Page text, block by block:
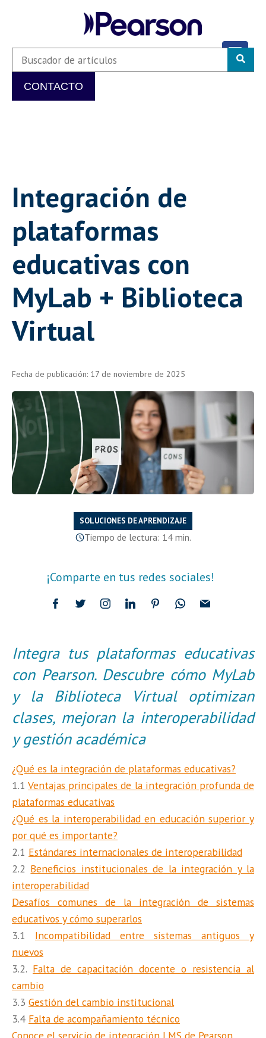
CONTACTO
Integración de
plataformas
educativas con
MyLab + Biblioteca
Virtual
Fecha de publicación: 17 de noviembre de 2025
SOLUCIONES DE APRENDIZAJE
Tiempo de lectura: 14 min.
¡Comparte en tus redes sociales!
Integra tus plataformas educativas
con Pearson. Descubre cómo MyLab
y la Biblioteca Virtual optimizan
clases, mejoran la interoperabilidad
y gestión académica
¿Qué es la integración de plataformas educativas?
1.1Ventajas principales de la integración profunda de
plataformas educativas
¿Qué es la interoperabilidad en educación superior y
por qué es importante?
2.1 Estándares internacionales de interoperabilidad
2.2 Beneficios institucionales de la integración y la
interoperabilidad
Desafíos comunes de la integración de sistemas
educativos y cómo superarlos
3.1 Incompatibilidad entre sistemas antiguos y
nuevos
3.2. Falta de capacitación docente o resistencia al
cambio
3.3 Gestión del cambio institucional
3.4 Falta de acompañamiento técnico